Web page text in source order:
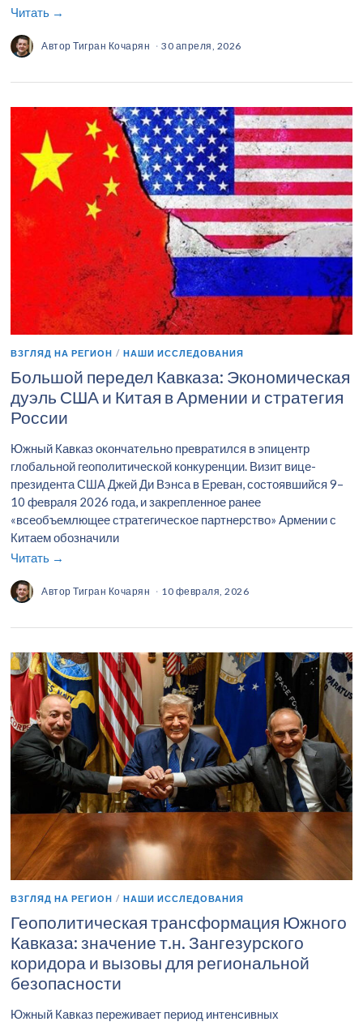
Читать →
АвторТигран Кочарян 30 апреля, 2026
ВЗГЛЯД НА РЕГИОН / НАШИ ИССЛЕДОВАНИЯ
Большой передел Кавказа: Экономическая
дуэль США и Китая в Армении и стратегия
России
Южный Кавказ окончательно превратился в эпицентр
глобальной геополитической конкуренции. Визит вице-
президента США Джей Ди Вэнса в Ереван, состоявшийся 9–
10 февраля 2026 года, и закрепленное ранее
«всеобъемлющее стратегическое партнерство» Армении с
Китаем обозначили
Читать →
АвторТигран Кочарян 10 февраля, 2026
ВЗГЛЯД НА РЕГИОН / НАШИ ИССЛЕДОВАНИЯ
Геополитическая трансформация Южного
Кавказа: значение т.н. Зангезурского
коридора и вызовы для региональной
безопасности
Южный Кавказ переживает период интенсивных